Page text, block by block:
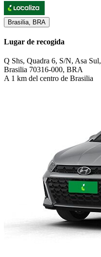
Brasilia, BRA
Lugar de recogida
Q Shs, Quadra 6, S/N, Asa Sul,
Brasilia 70316-000, BRA
A 1 km del centro de Brasilia